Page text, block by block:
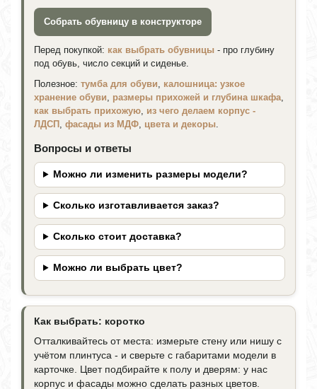
Собрать обувницу в конструкторе
Перед покупкой: как выбрать обувницы - про глубину
под обувь, число секций и сиденье.
Полезное: тумба для обуви, калошница: узкое
хранение обуви, размеры прихожей и глубина шкафа,
как выбрать прихожую, из чего делаем корпус -
ЛДСП , фасады из МДФ, цвета и декоры.
Вопросы и ответы
Можно ли изменить размеры модели?
Сколько изготавливается заказ?
Сколько стоит доставка?
Можно ли выбрать цвет?
Как выбрать: коротко
Отталкивайтесь от места: измерьте стену или нишу с
учётом плинтуса - и сверьте с габаритами модели в
карточке. Цвет подбирайте к полу и дверям: у нас
корпус и фасады можно сделать разных цветов.